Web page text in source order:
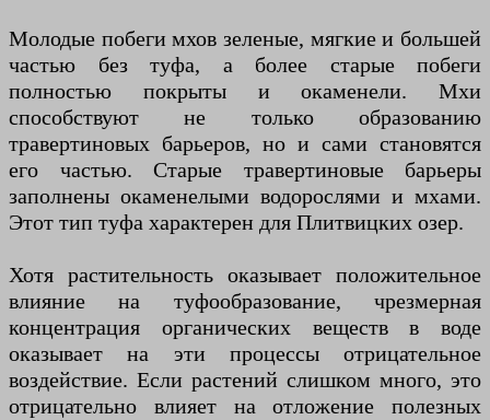
Молодые побеги мхов зеленые, мягкие и большей
частью без туфа, а более старые побеги
полностью покрыты и окаменели. Мхи
способствуют не только образованию
травертиновых барьеров, но и сами становятся
его частью. Старые травертиновые барьеры
заполнены окаменелыми водорослями и мхами.
Этот тип туфа характерен для Плитвицких озер.
Хотя растительность оказывает положительное
влияние на туфообразование, чрезмерная
концентрация органических веществ в воде
оказывает на эти процессы отрицательное
воздействие. Если растений слишком много, это
отрицательно влияет на отложение полезных